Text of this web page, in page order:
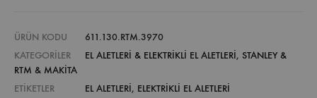
ÜRÜN KODU
611.130.RTM.3970
KATEGORILER
EL ALETLERİ & ELEKTRİKLİ EL ALETLERİ, STANLEY &
RTM & MAKİTA
ETIKETLER
EL ALETLERI, ELEKTRIKLI EL ALETLERI